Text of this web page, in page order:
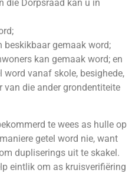
die Dorpsraad kan u in
beskikbaar gemaak word;
kan gemaak word; en
vanaf skole, besighede,
van die ander grondentiteite
te wees as hulle op
getel word nie, want
dupliserings uit te skakel.
eintlik om as kruisverifiëring